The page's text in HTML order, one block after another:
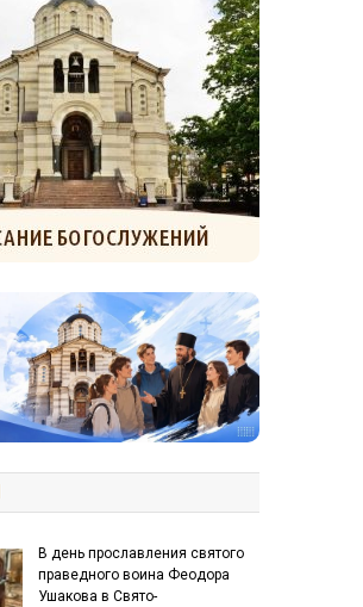
В день прославления святого
праведного воина Феодора
Ушакова в Свято-